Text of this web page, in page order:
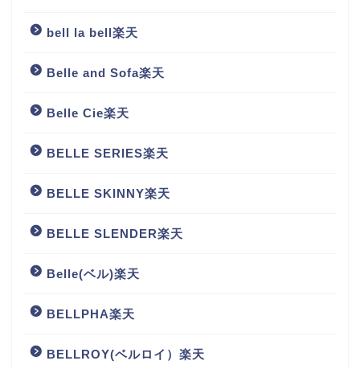
bell la bell楽天
Belle and Sofa楽天
Belle Cie楽天
BELLE SERIES楽天
BELLE SKINNY楽天
BELLE SLENDER楽天
Belle(ベル)楽天
BELLPHA楽天
BELLROY(ベルロイ）楽天